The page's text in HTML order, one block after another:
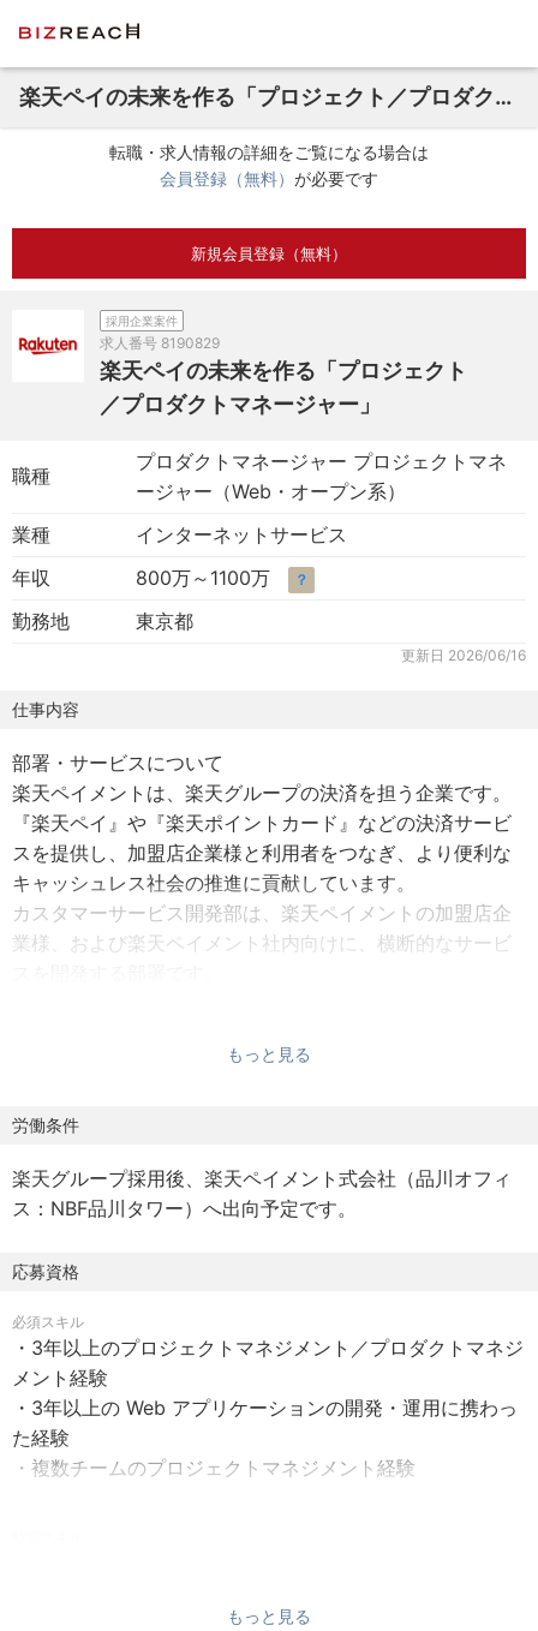
楽天ペイの未来を作る「プロジェクト／プロダクトマネージャー」
転職・求人情報の詳細をご覧になる場合は
会員登録（無料） が必要です
新規会員登録（無料）
採用企業案件
求人番号 8190829
楽天ペイの未来を作る「プロジェクト
／プロダクトマネージャー」
職種
プロダクトマネージャー プロジェクトマネ
ージャー（Web・オープン系）
業種
インターネットサービス
年収
800万～1100万 ？
勤務地 東京都
更新日 2026/06/16
仕事内容
部署・サービスについて
楽天ペイメントは、楽天グループの決済を担う企業です。
『楽天ペイ』や『楽天ポイントカード』などの決済サービ
スを提供し、加盟店企業様と利用者をつなぎ、より便利な
キャッシュレス社会の推進に貢献しています。
カスタマーサービス開発部は、楽天ペイメントの加盟店企
業様、および楽天ペイメント社内向けに、横断的なサービ
一貫して担っています。加盟店様の業務効率化や売上向上
AIを活用したデータ統合プラットフォームや不正検知シス
のビジネスに限定されないため、楽天ペイメントサービス
の市場動向や業務知識を幅広く習得できるのが特徴です。
る、やりがいのある環境です。
ポジション：
業務内容
下記のプロダクトにプロダクトマネージャー/プロジェクト
マネージャーとしてかかわって頂きます。候補者様のご経
験、ご志向に合わせチームアサインが決まり、クライアン
トである加盟店舗様やビジネス部門（営業、マーケ、不正
者と交渉・議論を重ね、エンジニアと協業しながらプロダ
もっと見る
労働条件
楽天グループ採用後、楽天ペイメント式会社（品川オフィ
ス：NBF品川タワー）へ出向予定です。
応募資格
必須スキル
・3年以上のプロジェクトマネジメント／プロダクトマネジ
メント経験
・3年以上の Web アプリケーションの開発・運用に携わっ
た経験
・複数チームのプロジェクトマネジメント経験
・ウォーターフォール＆アジャイル開発の経験
もっと見る